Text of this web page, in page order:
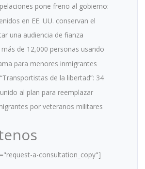
pone freno al gobierno:
en EE. UU. conservan el
una audiencia de fianza
más de 12,000 personas usando
para menores inmigrantes
de la libertad”: 34
al plan para reemplazar
por veteranos militares
a-consultation_copy"]